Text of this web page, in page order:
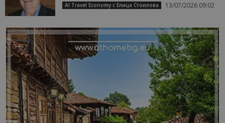
AI Travel Economy с Елица Стоилова 13/07/2026 09:02